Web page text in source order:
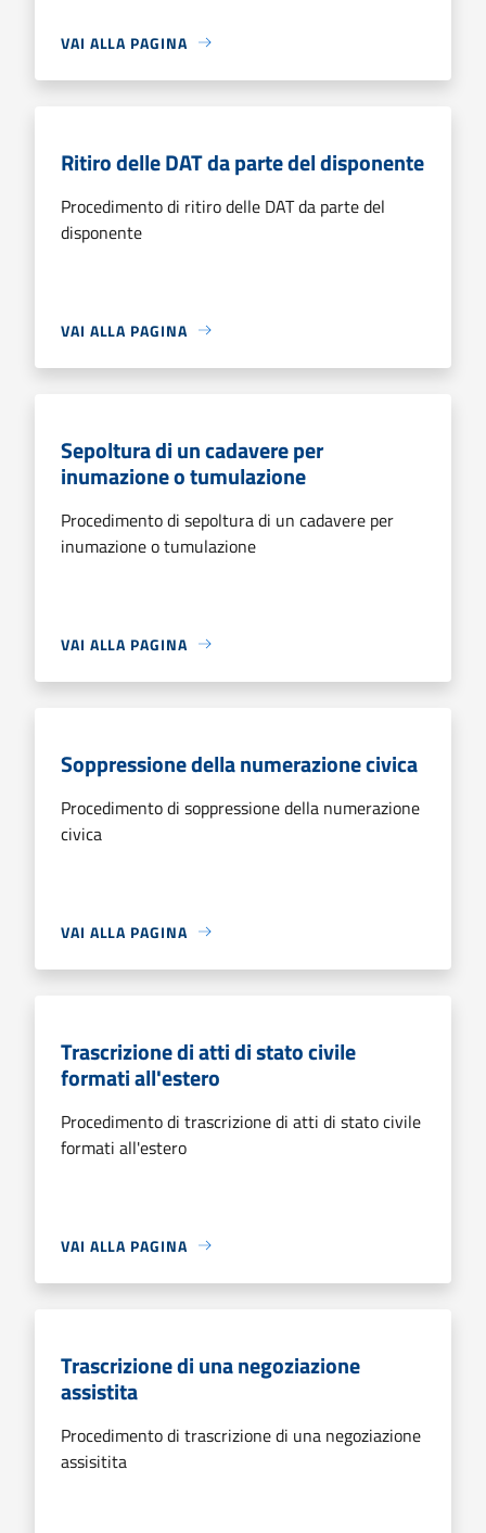
VAI ALLA PAGINA
Ritiro delle DAT da parte del disponente
Procedimento di ritiro delle DAT da parte del
disponente
VAI ALLA PAGINA
Sepoltura di un cadavere per
inumazione o tumulazione
Procedimento di sepoltura di un cadavere per
inumazione o tumulazione
VAI ALLA PAGINA
Soppressione della numerazione civica
Procedimento di soppressione della numerazione
civica
VAI ALLA PAGINA
Trascrizione di atti di stato civile
formati all'estero
Procedimento di trascrizione di atti di stato civile
formati all'estero
VAI ALLA PAGINA
Trascrizione di una negoziazione
assistita
Procedimento di trascrizione di una negoziazione
assisitita